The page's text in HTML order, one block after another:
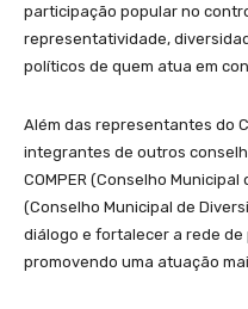
participação popular no
representatividade,
políticos de quem atua em
Além das representantes do
integrantes de outros
COMPER (Conselho
(Conselho Municipal de
diálogo e fortalecer a rede
promovendo uma atuação